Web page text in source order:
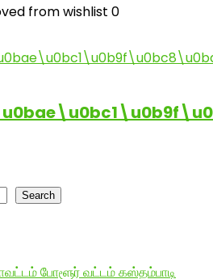
from wishlist 0
Search
போளூர் வட்டம் கஸ்தம்பாடி